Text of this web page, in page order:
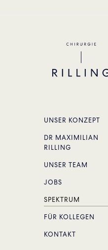
UNSER KONZEPT
DR MAXIMILIAN
RILLING
UNSER TEAM
JOBS
SPEKTRUM
FÜR KOLLEGEN
KONTAKT